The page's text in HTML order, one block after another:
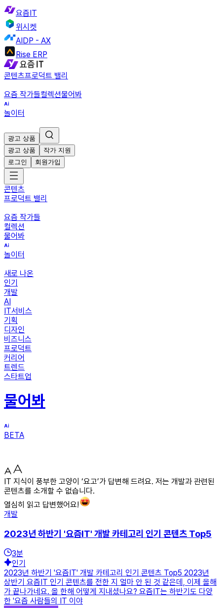
요즘IT
위시켓
AIDP - AX
Rise ERP
콘텐츠프로덕트 밸리
요즘 작가들컬렉션물어봐
놀이터
광고 상품
광고 상품
작가 지원
로그인
회원가입
콘텐츠
프로덕트 밸리
요즘 작가들
컬렉션
물어봐
놀이터
새로 나온
인기
개발
AI
IT서비스
기획
디자인
비즈니스
프로덕트
커리어
트렌드
스타트업
물어봐
BETA
IT 지식이 풍부한 고양이 ‘요고’가 답변해 드려요. 저는 개발과 관련된
콘텐츠를 소개할 수 없습니다.
열심히 읽고 답변했어요!
개발
2023년 하반기 '요즘IT' 개발 카테고리 인기 콘텐츠 Top5
3분
인기
2023년 하반기 '요즘IT' 개발 카테고리 인기 콘텐츠 Top5 2023년
상반기 요즘IT 인기 콘텐츠를 전한 지 얼마 안 된 것 같은데, 이제 올해
가 끝나가네요. 올 한해 어떻게 지내셨나요? 요즘IT는 하반기도 다양
한 '요즘 사람들의 IT 이야